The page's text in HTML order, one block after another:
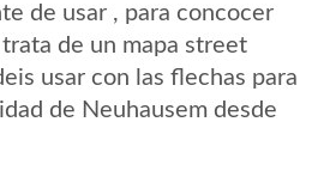
de usar , para concocer
de un mapa street
usar con las flechas para
de Neuhausem desde